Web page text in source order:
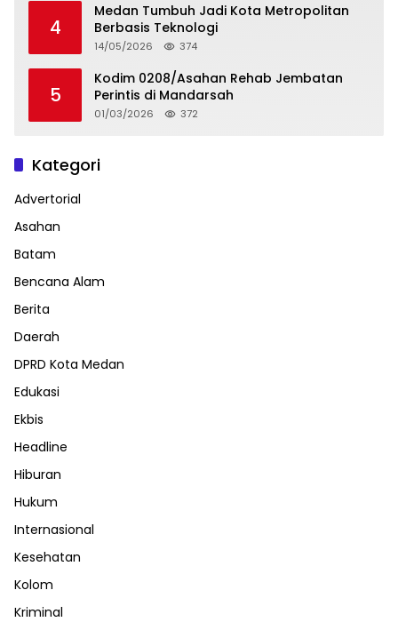
4
Medan Tumbuh Jadi Kota Metropolitan
Berbasis Teknologi
14/05/2026 374
5
Kodim 0208/Asahan Rehab Jembatan
Perintis di Mandarsah
01/03/2026 372
Kategori
Advertorial
Asahan
Batam
Bencana Alam
Berita
Daerah
DPRD Kota Medan
Edukasi
Ekbis
Headline
Hiburan
Hukum
Internasional
Kesehatan
Kolom
Kriminal